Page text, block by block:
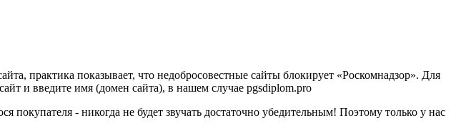
практика показывает, что недобросовестные сайты блокирует «Роскомнадзор». Для
и введите имя (домен сайта), в нашем случае pgsdiplom.pro
- никогда не будет звучать достаточно убедительным! Поэтому только у нас